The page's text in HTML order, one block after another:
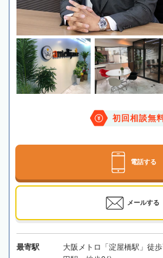
初回相談無
電話する
メールする
最寄駅
大阪メトロ「淀屋橋駅」徒